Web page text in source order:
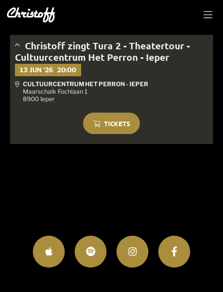
Christoff zingt Tura 2 - Theatertour -
Cultuurcentrum Het Perron - Ieper
13 JUN '26 20:00
CULTUURCENTRUM HET PERRON - IEPER
Maarschalk Fochlaan 1
8900 Ieper
TICKETS